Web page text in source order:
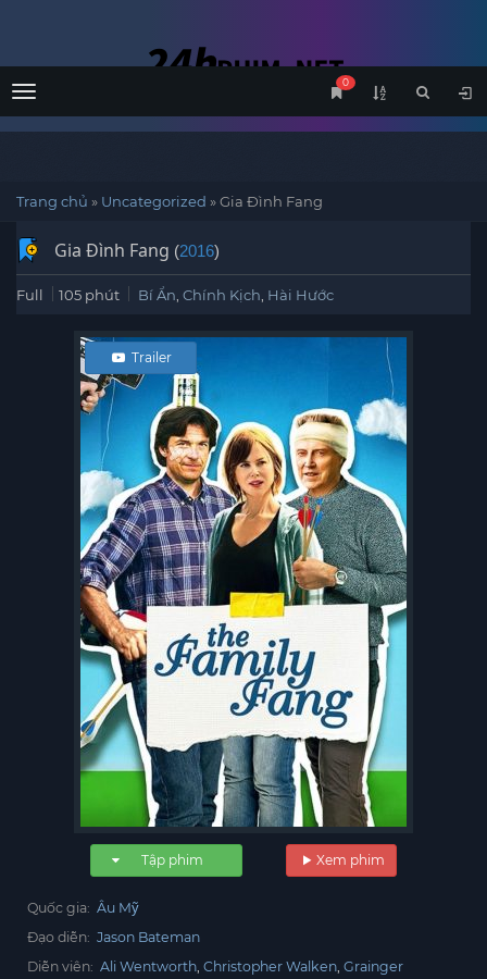
Menu
0
Trang chủ » Uncategorized »Gia Đình Fang
Gia Đình Fang (2016)
Full 105 phút Bí Ẩn Chính Kịch Hài Hước
Xem phim
Trailer
Tập phim
Quốc gia: Âu Mỹ
Đạo diễn: Jason Bateman
Diễn viên: Ali Wentworth Christopher Walken Grainger